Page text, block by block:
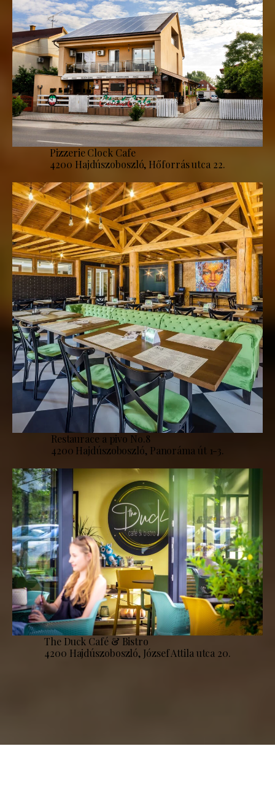
Pizzerie Clock Cafe
4200 Hajdúszoboszló, Hőforrás utca 22.
Restaurace a pivo No.8
4200 Hajdúszoboszló, Panoráma út 1-3.
The Duck Café & Bistro
4200 Hajdúszoboszló, József Attila utca 20.